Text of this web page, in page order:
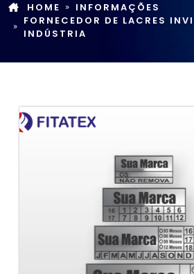
HOME
INFORMAÇÕES
FORNECEDOR DE LACRES
INDÚSTRIA